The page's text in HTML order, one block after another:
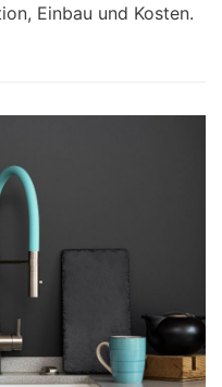
Einbau und Kosten.